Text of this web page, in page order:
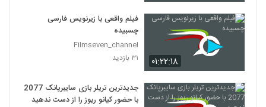
۰۱:۲۲:۱۸
فیلم واقعی با زیرنویس فارسی
چسبیده
Filmseven_channel
۳۱ بازدید
جدیدترین تریلر بازی سایبرپانک 2077
با حضور کیانو ریوز را از دست ندهید